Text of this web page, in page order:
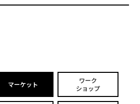
マーケット
ワーク
ショップ